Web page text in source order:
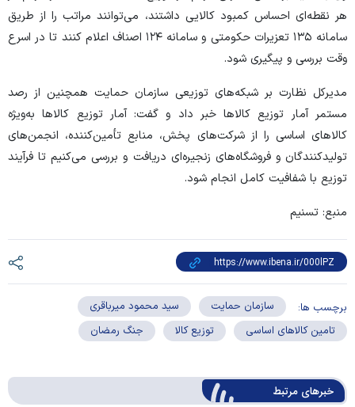
هر نقطه‌ای احساس کمبود کالایی داشتند، می‌توانند مراتب را از طریق
سامانه ۱۳۵ تعزیرات حکومتی و سامانه ۱۲۴ اصناف اعلام کنند تا در اسرع
وقت بررسی و پیگیری شود.
مدیرکل نظارت بر شبکه‌های توزیعی سازمان حمایت همچنین از رصد
مستمر آمار توزیع کالا‌ها خبر داد و گفت: آمار توزیع کالا‌ها به‌ویژه
کالا‌های اساسی را از شرکت‌های پخش، منابع تأمین‌کننده، انجمن‌های
تولیدکنندگان و فروشگاه‌های زنجیره‌ای دریافت و بررسی می‌کنیم تا فرآیند
توزیع با شفافیت کامل انجام شود.
منبع: تسنیم
برچسب ها: سازمان حمایت
سید محمود میرباقری
تامین کالاهای اساسی
توزیع کالا جنگ رمضان
خبرهای مرتبط